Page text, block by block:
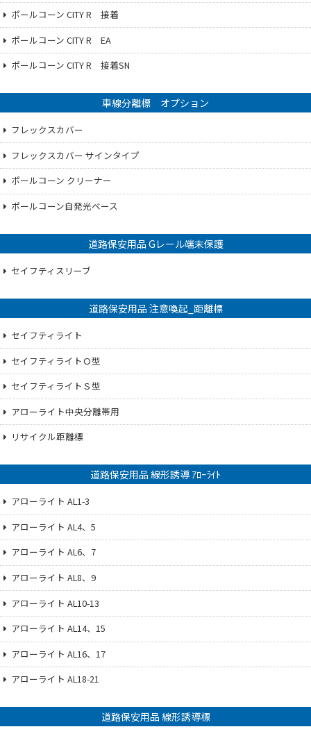
ポールコーン CITY R 接着
ポールコーン CITY R EA
ポールコーン CITY R 接着SN
車線分離標 オプション
フレックスカバー
フレックスカバー サインタイプ
ポールコーン クリーナー
ポールコーン自発光ベース
道路保安用品 Gレール端末保護
セイフティスリーブ
道路保安用品 注意喚起_距離標
セイフティライト
セイフティライトＯ型
セイフティライトＳ型
アローライト中央分離帯用
リサイクル距離標
道路保安用品 線形誘導 ｱﾛｰﾗｲﾄ
アローライト AL1-3
アローライト AL4、5
アローライト AL6、7
アローライト AL8、9
アローライト AL10-13
アローライト AL14、15
アローライト AL16、17
アローライト AL18-21
道路保安用品 線形誘導標